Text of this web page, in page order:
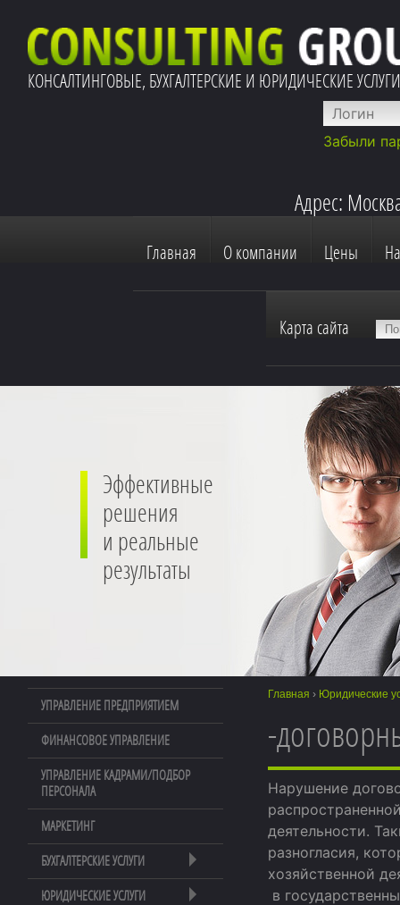
КОНСАЛТИНГОВЫЕ, БУХГАЛТЕРСКИЕ И ЮРИДИЧЕСКИЕ УСЛУГИ
Забыли
Адрес:
Главная О компании Цены
Карта сайта
Эффективные
решения
и реальные
результаты
Главная › Юридические
-
Нарушение
деятельности.
разногласия,
хозяйственной
в
УПРАВЛЕНИЕ ПРЕДПРИЯТИЕМ
ФИНАНСОВОЕ УПРАВЛЕНИЕ
УПРАВЛЕНИЕ КАДРАМИ/ПОДБОР
ПЕРСОНАЛА
МАРКЕТИНГ
БУХГАЛТЕРСКИЕ УСЛУГИ
ЮРИДИЧЕСКИЕ УСЛУГИ